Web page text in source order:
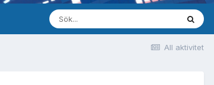
All aktivitet